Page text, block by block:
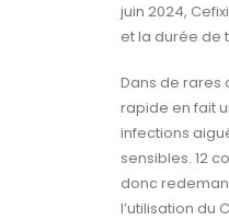
juin 2024,
et la durée de
Dans de rares
rapide en fait
infections
sensibles. 12
donc
l’utilisation du